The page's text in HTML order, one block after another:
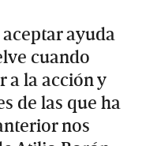
ayuda
cuando
a la acción y
de las que ha
nos